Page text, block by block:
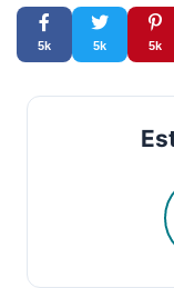
5k 5k 5k